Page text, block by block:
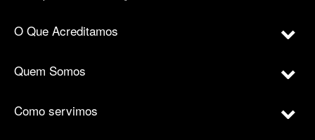
O Que Acreditamos
Quem Somos
Como servimos